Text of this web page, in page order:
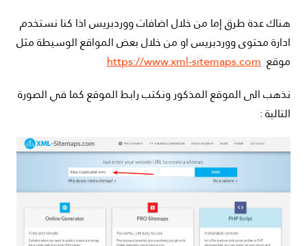
هناك عدة طرق إما من خلال اضافات ووردبريس اذا كنا نستخدم
ادارة محتوى ووردبريس او من خلال بعض المواقع الوسيطة مثل
موقع https://www.xml-sitemaps.com
نذهب الى الموقع المذكور ونكتب رابط الموقع كما في الصورة
التالية :